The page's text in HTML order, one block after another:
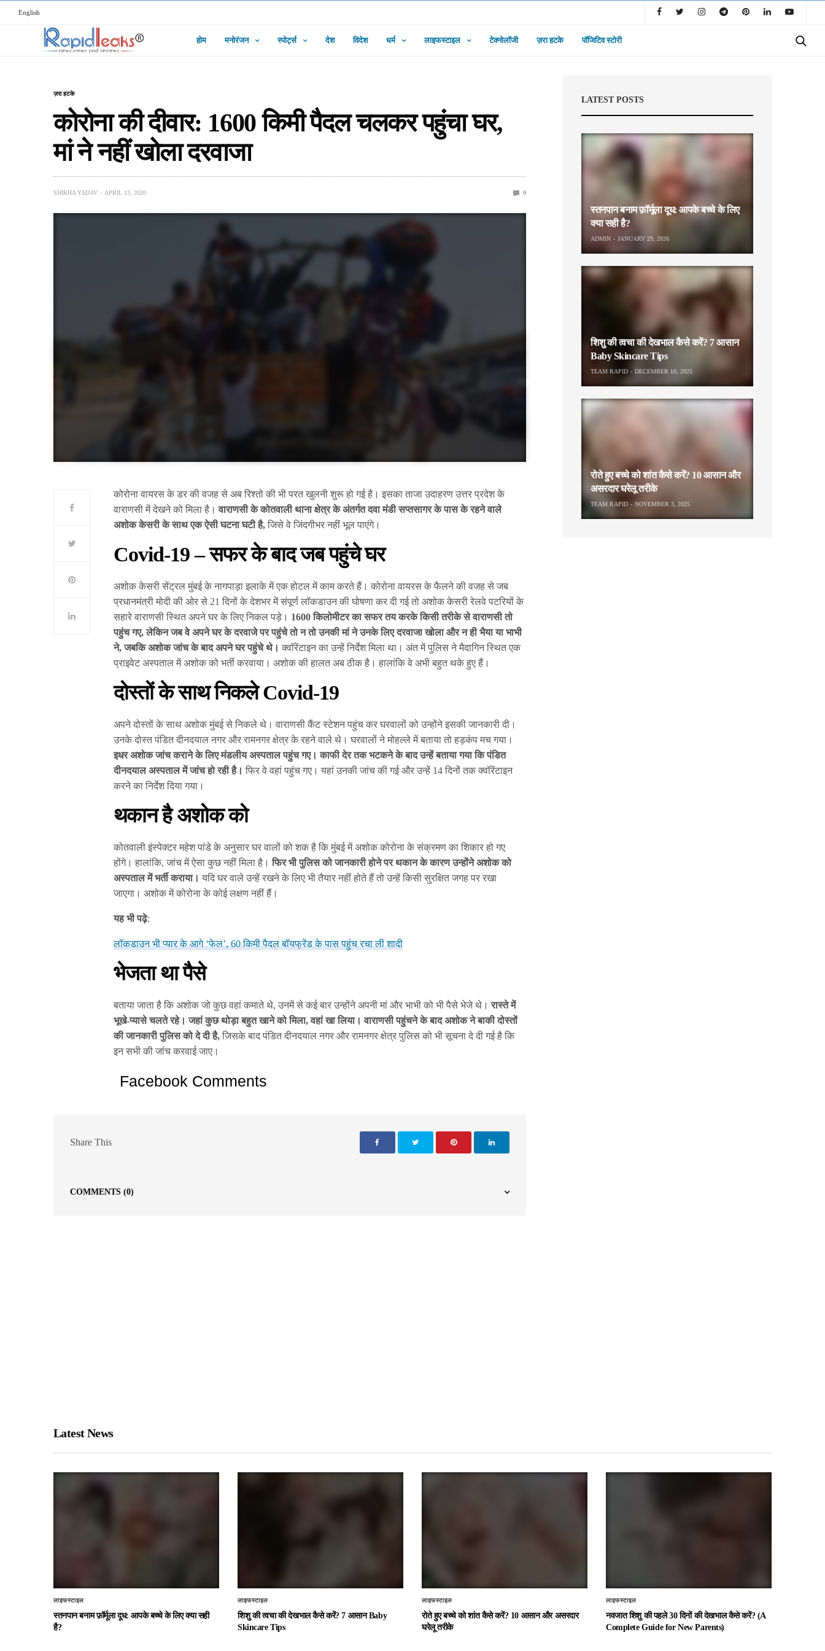
English
होम मनोरंजन स्पोर्ट्स देश विदेश धर्म लाइफस्टाइल टेक्नोलॉजी ज़रा हटके पॉजिटिव स्टोरी
ज़रा हटके
कोरोना की दीवार: 1600 किमी पैदल चलकर पहुंचा घर,
मां ने नहीं खोला दरवाजा
SHIKHA YADAV APRIL 13, 2020 0
कोरोना वायरस के डर की वजह से अब रिश्तो की भी परत खुलनी शुरू हो गई है। इसका ताजा उदाहरण उत्तर प्रदेश के
वाराणसी में देखने को मिला है। वाराणसी के कोतवाली थाना क्षेत्र के अंतर्गत दवा मंडी सप्तसागर के पास के रहने वाले
अशोक केसरी के साथ एक ऐसी घटना घटी है,जिसे वे जिंदगीभर नहीं भूल पाएंगे।
Covid-19 – सफर के बाद जब पहुंचे घर
अशोक केसरी सेंट्रल मुंबई के नागपाड़ा इलाके में एक होटल में काम करते हैं। कोरोना वायरस के फैलने की वजह से जब
प्रधानमंत्री मोदी की ओर से 21 दिनों के देशभर में संपूर्ण लॉकडाउन की घोषणा कर दी गई तो अशोक केसरी रेलवे पटरियों के
सहारे वाराणसी स्थित अपने घर के लिए निकल पड़े। 1600 किलोमीटर का सफर तय करके किसी तरीके से वाराणसी तो
पहुंच गए, लेकिन जब वे अपने घर के दरवाजे पर पहुंचे तो न तो उनकी मां ने उनके लिए दरवाजा खोला और न ही भैया या भाभी
ने, जबकि अशोक जांच के बाद अपने घर पहुंचे थे।क्वॉरेंटाइन का उन्हें निर्देश मिला था। अंत में पुलिस ने मैदागिन स्थित एक
प्राइवेट अस्पताल में अशोक को भर्ती करवाया। अशोक की हालत अब ठीक है। हालांकि वे अभी बहुत थके हुए हैं।
दोस्तों के साथ निकले Covid-19
अपने दोस्तों के साथ अशोक मुंबई से निकले थे। वाराणसी कैंट स्टेशन पहुंच कर घरवालों को उन्होंने इसकी जानकारी दी।
उनके दोस्त पंडित दीनदयाल नगर और रामनगर क्षेत्र के रहने वाले थे। घरवालों ने मोहल्ले में बताया तो हड़कंप मच गया।
इधर अशोक जांच कराने के लिए मंडलीय अस्पताल पहुंच गए। काफी देर तक भटकने के बाद उन्हें बताया गया कि पंडित
दीनदयाल अस्पताल में जांच हो रही है। फिर वे वहां पहुंच गए। यहां उनकी जांच की गई और उन्हें 14 दिनों तक क्वॉरेंटाइन
करने का निर्देश दिया गया।
थकान है अशोक को
कोतवाली इंस्पेक्टर महेश पांडे के अनुसार घर वालों को शक है कि मुंबई में अशोक कोरोना के संक्रमण का शिकार हो गए
होंगे। हालांकि, जांच में ऐसा कुछ नहीं मिला है।फिर भी पुलिस को जानकारी होने पर थकान के कारण उन्होंने अशोक को
अस्पताल में भर्ती कराया। यदि घर वाले उन्हें रखने के लिए भी तैयार नहीं होते हैं तो उन्हें किसी सुरक्षित जगह पर रखा
जाएगा। अशोक में कोरोना के कोई लक्षण नहीं हैं।
यह भी पढ़े:
लॉकडाउन भी प्‍यार के आगे ‘फेल’, 60 किमी पैदल बॉयफ्रेंड के पास पहुंच रचा ली शादी
भेजता था पैसे
बताया जाता है कि अशोक जो कुछ वहां कमाते थे, उनमें से कई बार उन्होंने अपनी मां और भाभी को भी पैसे भेजे थे।रास्ते में
भूखे-प्यासे चलते रहे। जहां कुछ थोड़ा बहुत खाने को मिला, वहां खा लिया। वाराणसी पहुंचने के बाद अशोक ने बाकी दोस्तों
की जानकारी पुलिस को दे दी है,जिसके बाद पंडित दीनदयाल नगर और रामनगर क्षेत्र पुलिस को भी सूचना दे दी गई है कि
इन सभी की जांच करवाई जाए।
Facebook Comments
Share This
COMMENTS (0)
LATEST POSTS
स्तनपान बनाम फ़ॉर्मूला दूध: आपके बच्चे के लिए
क्या सही है?
ADMIN JANUARY 29, 2026
शिशु की त्वचा की देखभाल कैसे करें? 7 आसान
Baby Skincare Tips
TEAM RAPID DECEMBER 10, 2025
रोते हुए बच्चे को शांत कैसे करें? 10 आसान और
असरदार घरेलू तरीके
TEAM RAPID NOVEMBER 3, 2025
Latest News
लाइफस्टाइल
स्तनपान बनाम फ़ॉर्मूला दूध: आपके बच्चे के लिए क्या सही
है?
लाइफस्टाइल
शिशु की त्वचा की देखभाल कैसे करें? 7 आसान Baby
Skincare Tips
लाइफस्टाइल
रोते हुए बच्चे को शांत कैसे करें? 10 आसान और असरदार
घरेलू तरीके
लाइफस्टाइल
नवजात शिशु की पहले 30 दिनों की देखभाल कैसे करें? (A
Complete Guide for New Parents)